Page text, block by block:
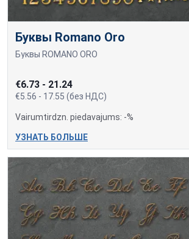
Буквы Romano Oro
Буквы ROMANO ORO
€6.73 - 21.24
€5.56 - 17.55 (без НДС)
Vairumtirdzn. piedavajums: -%
УЗНАТЬ БОЛЬШЕ